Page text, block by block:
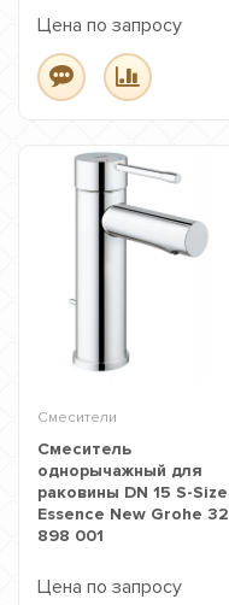
Цена по запросу
Смесители
Смеситель
однорычажный для
раковины DN 15 S-Size
Essence New Grohe 32
898 001
Цена по запросу